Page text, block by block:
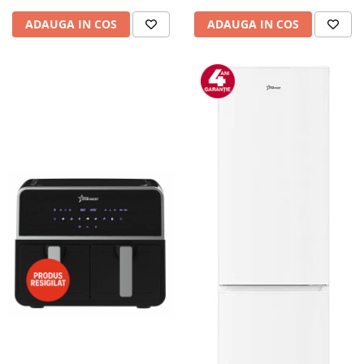
Camere auto
Baterii
Console & Jocuri
Accesorii console & PC
Birouri gaming
Console Hardware
Ochelari VR Gaming
Scaune gaming
Console Jocuri
ADAUGA IN COS ADAUGA IN COS